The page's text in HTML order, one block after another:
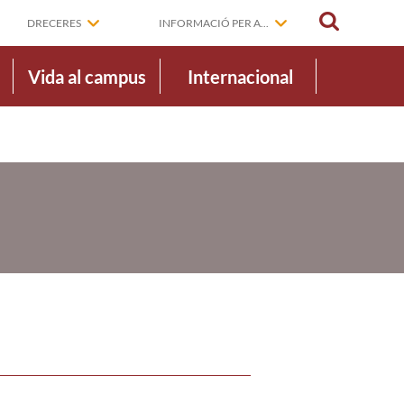
DRECERES INFORMACIÓ PER A...
Vida al campus Internacional